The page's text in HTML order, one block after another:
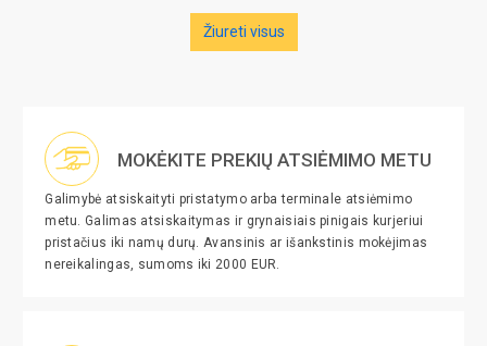
Žiureti visus
MOKĖKITE PREKIŲ ATSIĖMIMO METU
Galimybė atsiskaityti pristatymo arba terminale atsiėmimo
metu. Galimas atsiskaitymas ir grynaisiais pinigais kurjeriui
pristačius iki namų durų. Avansinis ar išankstinis mokėjimas
nereikalingas, sumoms iki 2000 EUR.